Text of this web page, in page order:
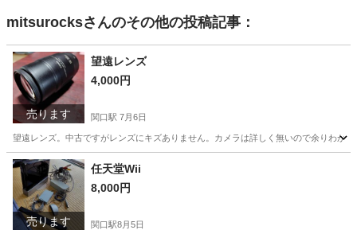
mitsurocksさんのその他の投稿記事：
売ります
望遠レンズ
4,000円
関口駅 7月6日
望遠レンズ。中古ですがレンズにキズありません。カメラは詳しく無いので余りわか
岐阜 関市 関口駅
売ります
任天堂Wii
8,000円
関口駅8月5日